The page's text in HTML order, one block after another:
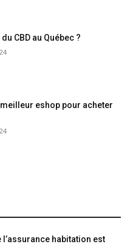
CBD au Québec ?
eshop pour acheter
l’assurance habitation est